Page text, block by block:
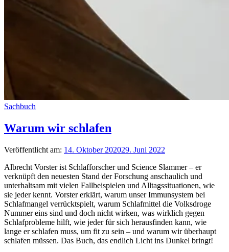
Sachbuch
Warum wir schlafen
Veröffentlicht am: 14. Oktober 202029. Juni 2022
Albrecht Vorster ist Schlafforscher und Science Slammer – er
verknüpft den neuesten Stand der Forschung anschaulich und
unterhaltsam mit vielen Fallbeispielen und Alltagssituationen, wie
sie jeder kennt. Vorster erklärt, warum unser Immunsystem bei
Schlafmangel verrücktspielt, warum Schlafmittel die Volksdroge
Nummer eins sind und doch nicht wirken, was wirklich gegen
Schlafprobleme hilft, wie jeder für sich herausfinden kann, wie
lange er schlafen muss, um fit zu sein – und warum wir überhaupt
schlafen müssen. Das Buch, das endlich Licht ins Dunkel bringt!